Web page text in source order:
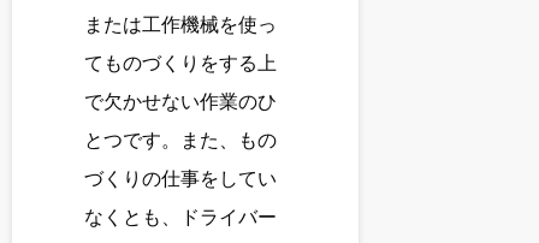
または工作機械を使っ
てものづくりをする上
で欠かせない作業のひ
とつです。また、もの
づくりの仕事をしてい
なくとも、ドライバー